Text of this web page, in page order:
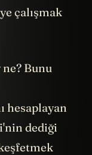
çalışmak
Bunu
hesaplayan
dediği